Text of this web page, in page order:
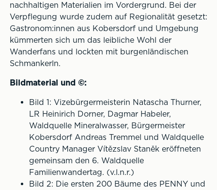
nachhaltigen Materialien im Vordergrund. Bei der
Verpflegung wurde zudem auf Regionalität gesetzt:
Gastronom:innen aus Kobersdorf und Umgebung
kümmerten sich um das leibliche Wohl der
Wanderfans und lockten mit burgenländischen
Schmankerln.
Bildmaterial und ©:
Bild 1: Vizebürgermeisterin Natascha Thurner,
LR Heinirich Dorner, Dagmar Habeler,
Waldquelle Mineralwasser, Bürgermeister
Kobersdorf Andreas Tremmel und Waldquelle
Country Manager Vítězslav Staněk eröffneten
gemeinsam den 6. Waldquelle
Familienwandertag. (v.l.n.r.)
Bild 2: Die ersten 200 Bäume des PENNY und